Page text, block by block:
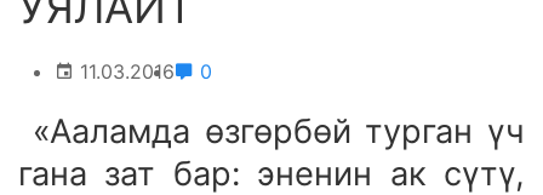
11.03.2016 0
«Ааламда өзгөрбөй турган үч
гана зат бар: эненин ак сүтү,